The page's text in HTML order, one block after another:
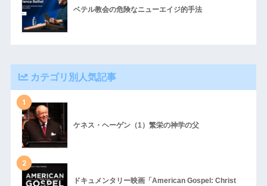
ベテル教会の危険なニューエイジ的手法
カテゴリ別人気記事
1
ケネス・ヘーゲン（1）繁栄の神学の父
2
ドキュメンタリー映画「American Gospel: Christ